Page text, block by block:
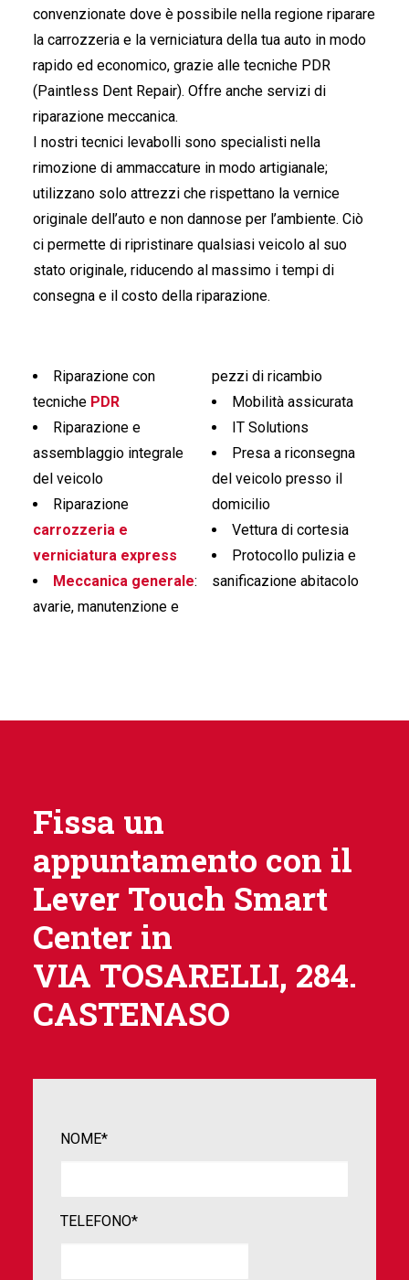
convenzionate dove è possibile nella regione riparare
la carrozzeria e la verniciatura della tua auto in modo
rapido ed economico, grazie alle tecniche PDR
(Paintless Dent Repair). Offre anche servizi di
riparazione meccanica.
I nostri tecnici levabolli sono specialisti nella
rimozione di ammaccature in modo artigianale;
utilizzano solo attrezzi che rispettano la vernice
originale dell’auto e non dannose per l’ambiente. Ciò
ci permette di ripristinare qualsiasi veicolo al suo
stato originale, riducendo al massimo i tempi di
consegna e il costo della riparazione.
Riparazione con
tecniche PDR
Riparazione e
assemblaggio integrale
del veicolo
Riparazione
carrozzeria e
verniciatura express
Meccanica generale:
avarie, manutenzione e
pezzi di ricambio
Mobilità assicurata
IT Solutions
Presa a riconsegna
del veicolo presso il
domicilio
Vettura di cortesia
Protocollo pulizia e
sanificazione abitacolo
Fissa un
appuntamento con il
Lever Touch Smart
Center in
VIA TOSARELLI, 284.
CASTENASO
NOME*
TELEFONO*